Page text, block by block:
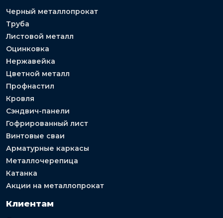
Черный металлопрокат
Труба
Листовой металл
Оцинковка
Нержавейка
Цветной металл
Профнастил
Кровля
Сэндвич-панели
Гофрированный лист
Винтовые сваи
Арматурные каркасы
Металлочерепица
Катанка
Акции на металлопрокат
Клиентам